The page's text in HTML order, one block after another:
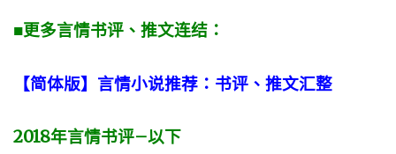
■更多言情书评、推文连结：
【简体版】言情小说推荐：书评、推文汇整
2018年言情书评–以下